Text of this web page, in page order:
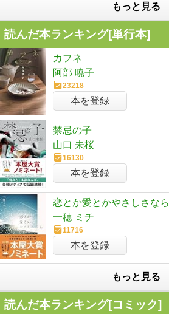
もっと見る
読んだ本ランキング[単行本]
カフネ
阿部 暁子
23218
本を登録
禁忌の子
山口 未桜
16130
本を登録
恋とか愛とかやさしさなら
一穂 ミチ
11716
本を登録
もっと見る
読んだ本ランキング[コミック]